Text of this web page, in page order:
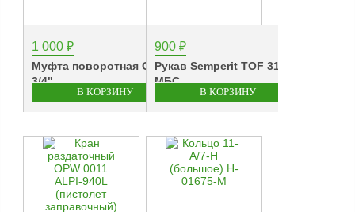
Эксплуатационное
оборудование
Аналоги запасных
частей из Артамида
ОБОРУДОВАНИЕ
БЕНЗОВОЗОВ И
МИНИ АЗС
ОБОРУДОВАНИЕ
1 000 ₽
Муфта поворотная OPW
3/4"
900 ₽
Рукав Semperit TOF 319
МБС...